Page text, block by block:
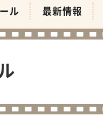
ル 最新情報